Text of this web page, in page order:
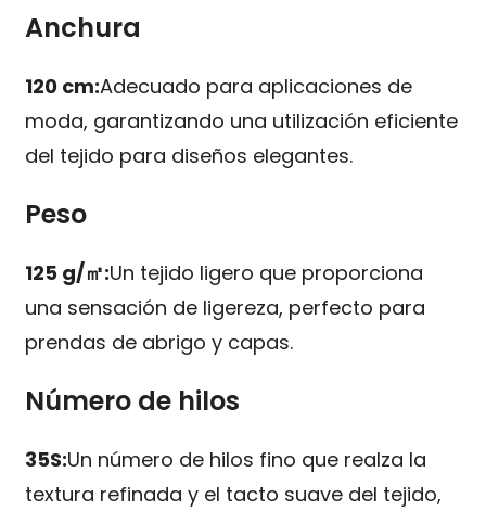
Anchura
120 cm:Adecuado para aplicaciones de
moda, garantizando una utilización eficiente
del tejido para diseños elegantes.
Peso
125 g/㎡:Un tejido ligero que proporciona
una sensación de ligereza, perfecto para
prendas de abrigo y capas.
Número de hilos
35S:Un número de hilos fino que realza la
textura refinada y el tacto suave del tejido,